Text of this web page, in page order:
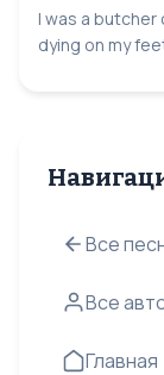
I was a butcher
dying on my
Все
Все
Главная